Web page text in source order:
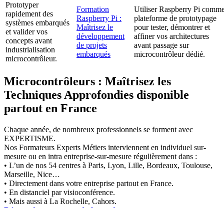
Prototyper
rapidement des
systèmes embarqués
et valider vos
concepts avant
industrialisation
microcontrôleur.
Formation
Raspberry Pi :
Maîtrisez le
développement
de projets
embarqués
Utiliser Raspberry Pi
plateforme de prototypage
pour tester, démontrer et
affiner vos architectures
avant passage sur
microcontrôleur dédié.
Microcontrôleurs : Maîtrisez les
Techniques Approfondies disponible
partout en France
Chaque année, de nombreux professionnels se forment avec
EXPERTISME.
Nos Formateurs Experts Métiers interviennent en individuel sur-
mesure ou en intra entreprise-sur-mesure régulièrement dans :
• L’un de nos 54 centres à Paris, Lyon, Lille, Bordeaux, Toulouse,
Marseille, Nice…
• Directement dans votre entreprise partout en France.
• En distanciel par visioconférence.
• Mais aussi à La Rochelle, Cahors.